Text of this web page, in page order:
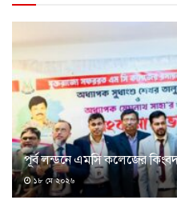
পূর্ব লন্ডনে এমসি কলেজের
১৮ মে ২০২৬